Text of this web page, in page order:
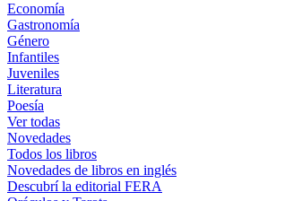
Economía
Gastronomía
Género
Infantiles
Juveniles
Literatura
Poesía
Ver todas
Novedades
Todos los libros
Novedades de libros en inglés
Descubrí la editorial FERA